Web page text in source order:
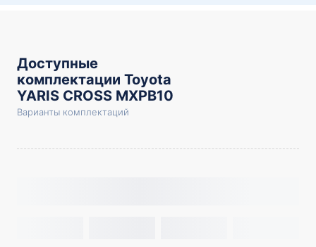
Доступные
комплектации Toyota
YARIS CROSS MXPB10
Варианты комплектаций